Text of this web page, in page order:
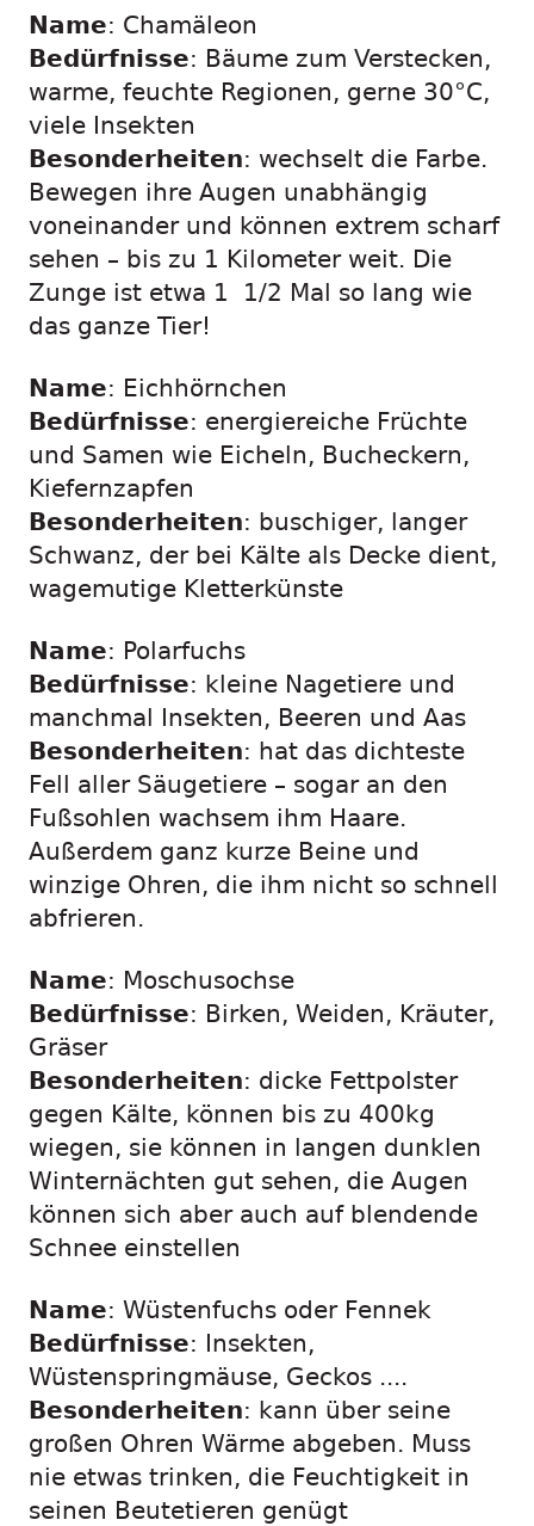
Name: Chamäleon
Bedürfnisse: Bäume zum Verstecken,
warme, feuchte Regionen, gerne 30°C,
viele Insekten
Besonderheiten: wechselt die Farbe.
Bewegen ihre Augen unabhängig
voneinander und können extrem scharf
sehen – bis zu 1 Kilometer weit. Die
Zunge ist etwa 1 1/2 Mal so lang wie
das ganze Tier!
Name: Eichhörnchen
Bedürfnisse: energiereiche Früchte
und Samen wie Eicheln, Bucheckern,
Kiefernzapfen
Besonderheiten: buschiger, langer
Schwanz, der bei Kälte als Decke dient,
wagemutige Kletterkünste
Name: Polarfuchs
Bedürfnisse: kleine Nagetiere und
manchmal Insekten, Beeren und Aas
Besonderheiten: hat das dichteste
Fell aller Säugetiere – sogar an den
Fußsohlen wachsem ihm Haare.
Außerdem ganz kurze Beine und
winzige Ohren, die ihm nicht so schnell
abfrieren.
Name: Moschusochse
Bedürfnisse: Birken, Weiden, Kräuter,
Gräser
Besonderheiten: dicke Fettpolster
gegen Kälte, können bis zu 400kg
wiegen, sie können in langen dunklen
Winternächten gut sehen, die Augen
können sich aber auch auf blendende
Schnee einstellen
Name: Wüstenfuchs oder Fennek
Bedürfnisse: Insekten,
Wüstenspringmäuse, Geckos ....
Besonderheiten: kann über seine
großen Ohren Wärme abgeben. Muss
nie etwas trinken, die Feuchtigkeit in
seinen Beutetieren genügt